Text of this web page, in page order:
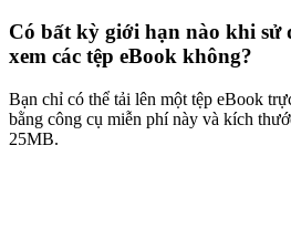
Có bất kỳ giới hạn nào khi sử
xem các tệp eBook không?
Bạn chỉ có thể tải lên một tệp eBook
bằng công cụ miễn phí này và kích
25MB.